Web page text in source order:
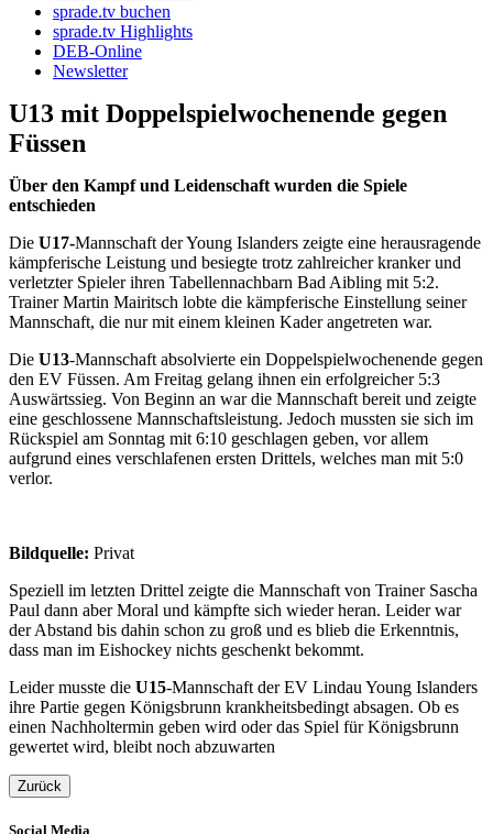
sprade.tv buchen
sprade.tv Highlights
DEB-Online
Newsletter
U13 mit Doppelspielwochenende gegen
Füssen
Über den Kampf und Leidenschaft wurden die Spiele
entschieden
Die U17-Mannschaft der Young Islanders zeigte eine herausragende
kämpferische Leistung und besiegte trotz zahlreicher kranker und
verletzter Spieler ihren Tabellennachbarn Bad Aibling mit 5:2.
Trainer Martin Mairitsch lobte die kämpferische Einstellung seiner
Mannschaft, die nur mit einem kleinen Kader angetreten war.
Die U13-Mannschaft absolvierte ein Doppelspielwochenende gegen
den EV Füssen. Am Freitag gelang ihnen ein erfolgreicher 5:3
Auswärtssieg. Von Beginn an war die Mannschaft bereit und zeigte
eine geschlossene Mannschaftsleistung. Jedoch mussten sie sich im
Rückspiel am Sonntag mit 6:10 geschlagen geben, vor allem
aufgrund eines verschlafenen ersten Drittels, welches man mit 5:0
verlor.
Bildquelle: Privat
Speziell im letzten Drittel zeigte die Mannschaft von Trainer Sascha
Paul dann aber Moral und kämpfte sich wieder heran. Leider war
der Abstand bis dahin schon zu groß und es blieb die Erkenntnis,
dass man im Eishockey nichts geschenkt bekommt.
Leider musste die U15-Mannschaft der EV Lindau Young Islanders
ihre Partie gegen Königsbrunn krankheitsbedingt absagen. Ob es
einen Nachholtermin geben wird oder das Spiel für Königsbrunn
gewertet wird, bleibt noch abzuwarten
Zurück
Social Media